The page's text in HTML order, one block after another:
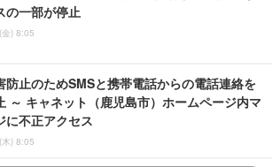
の一部が停止
) 8:05
防止のためSMSと携帯電話からの電話連絡を
～ キャネット（鹿児島市）ホームページ内マ
に不正アクセス
) 8:05